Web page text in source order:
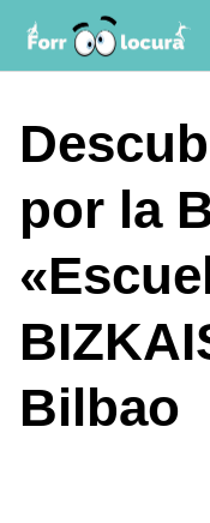
contenido
por la
Bilbao